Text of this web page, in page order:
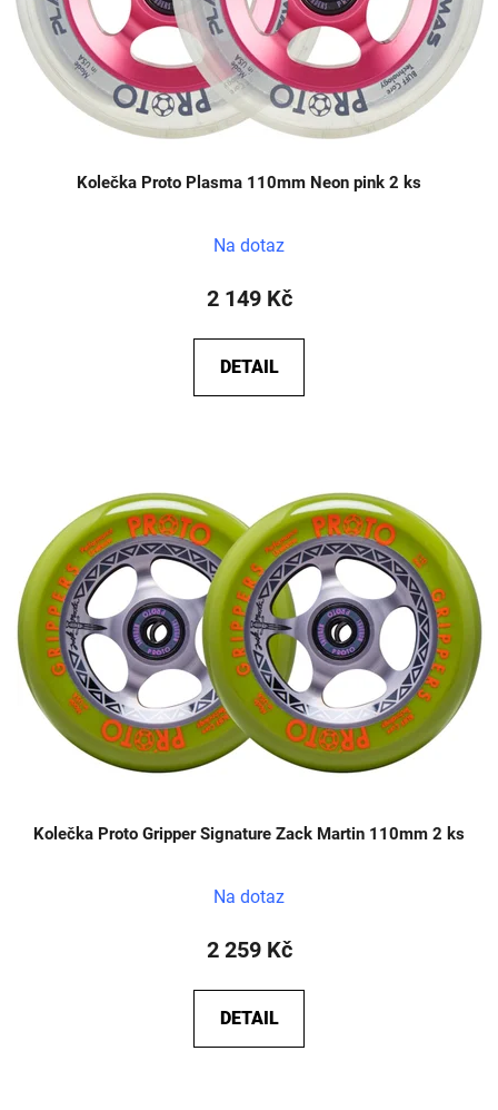
Kolečka Proto Plasma 110mm Neon pink 2 ks
Na dotaz
2 149 Kč
DETAIL
Kolečka Proto Gripper Signature Zack Martin 110mm 2 ks
Na dotaz
2 259 Kč
DETAIL